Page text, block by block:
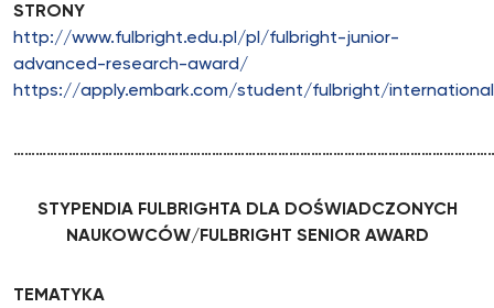
STRONY
http://www.fulbright.edu.pl/pl/fulbright-junior-
advanced-research-award/
https://apply.embark.com/student/fulbright/
STYPENDIA FULBRIGHTA DLA DOŚWIADCZONYCH
NAUKOWCÓW/FULBRIGHT SENIOR AWARD
TEMATYKA